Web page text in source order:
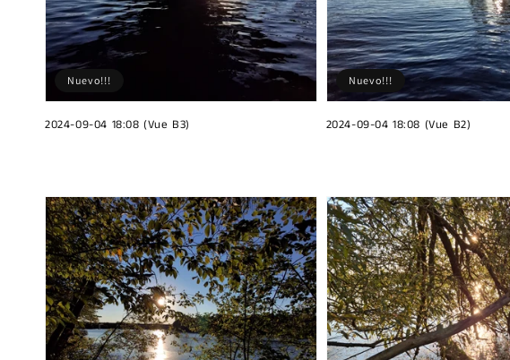
2024-09-04 18:08 (Vue B3)
Nuevo!!!
2024-09-04 18:08 (Vue B2)
Nuevo!!!